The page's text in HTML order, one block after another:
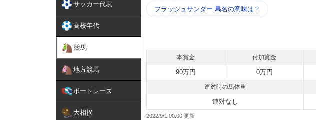
サッカー代表
高校年代
競馬
地方競馬
ボートレース
大相撲
フラッシュサンダー 馬名の意味は？
本賞金 付加賞金
90万円 0万円
連対時の馬体重
連対なし
2022/9/1 00:00